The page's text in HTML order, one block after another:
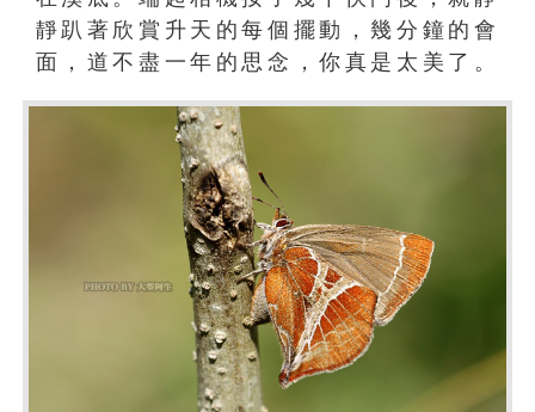
靜趴著欣賞升天的每個擺動，幾分鐘的會
面，道不盡一年的思念，你真是太美了。